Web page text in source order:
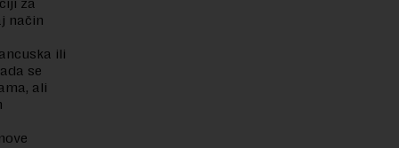
način
ili
se
ali